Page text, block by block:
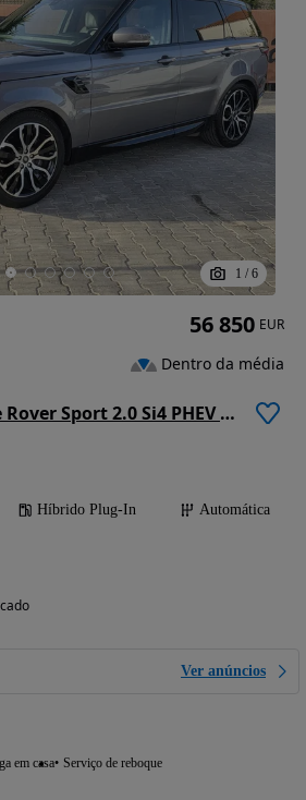
1 / 6
Land Rover Range Rover Sport 2.0 Si4 PHEV HSE Dynamic
Híbrido Plug-In
Automática
Ver anúncios
em casa Serviço de reboque
56 850 EUR
Dentro da média